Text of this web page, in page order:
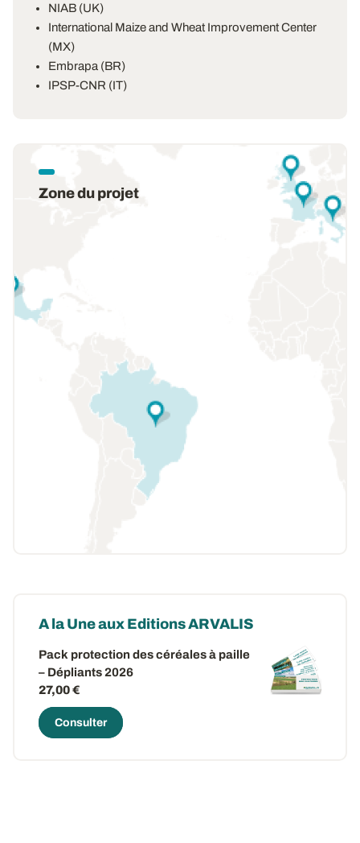
NIAB (UK)
International Maize and Wheat Improvement Center
(MX)
Embrapa (BR)
IPSP-CNR (IT)
Zone du projet
A la Une aux Editions ARVALIS
Pack protection des céréales à paille
– Dépliants 2026
27,00 €
Consulter